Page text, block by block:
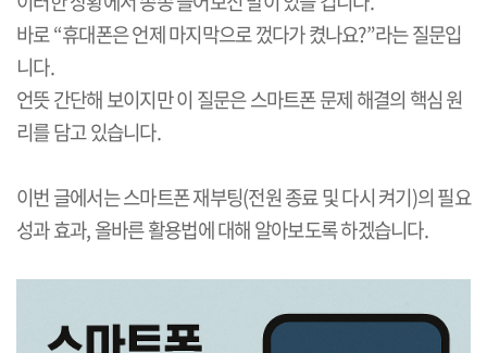
바로“휴대폰은 언제 마지막으로 껐다가 켰나요?”라는 질문입
니다.
언뜻 간단해 보이지만 이 질문은 스마트폰 문제 해결의 핵심 원
리를 담고 있습니다.
이번 글에서는 스마트폰 재부팅(전원 종료 및 다시 켜기)의 필요
성과 효과,올바른 활용법에 대해 알아보도록 하겠습니다.